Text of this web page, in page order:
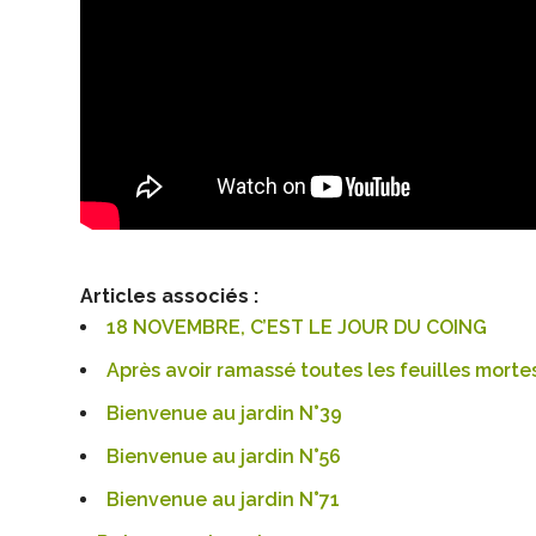
Articles associés :
18 NOVEMBRE, C’EST LE JOUR DU COING
Après avoir ramassé toutes les feuilles
Bienvenue au jardin N°39
Bienvenue au jardin N°56
Bienvenue au jardin N°71